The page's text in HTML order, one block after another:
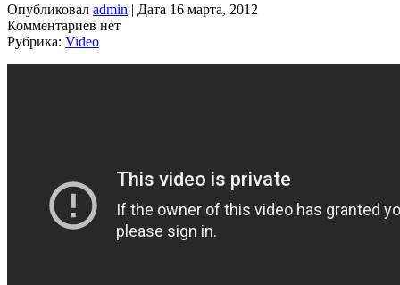
Опубликовал admin | Дата 16 марта, 2012
Комментариев нет
Рубрика: Video